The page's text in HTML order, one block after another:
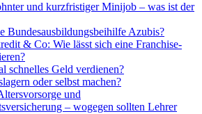
und kurzfristiger Minijob – was ist der
Bundesausbildungsbeihilfe Azubis?
& Co: Wie lässt sich eine Franchise-
schnelles Geld verdienen?
oder selbst machen?
und
– wogegen sollten Lehrer